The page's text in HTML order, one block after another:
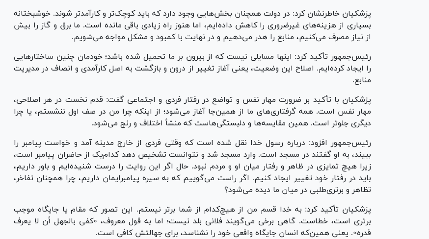
پزشکیان خاطرنشان کرد: در دولت همچنان بخش‌هایی وجود دارد که باید کوچک‌تر و کارآمدتر شوند. خوشبختانه
بسیاری از هزینه‌های غیرضروری را کاهش داده‌ایم، اما هنوز راه زیادی باقی مانده است. ما برق و گاز را بیش
از نیاز مصرف می‌کنیم، منابع را هدر می‌دهیم و در نهایت با کمبود و مشکل مواجه می‌شویم.
رئیس‌جمهور تأکید کرد: اینها مسایلی نیست که از بیرون بر ما تحمیل شده باشد؛ خودمان چنین ساختار‌هایی
را ایجاد کرده‌ایم. اصلاح این وضعیت، یعنی آغاز تغییر از درون و بازگشت به اصل کارآمدی و انصاف در مدیریت
منابع.
پزشکیان با تأکید بر ضرورت مهار نفس و تواضع در رفتار فردی و اجتماعی گفت: قدم نخست در هر اصلاحی،
مهار نفس است. همه گرفتاری‌های ما از همین‌جا آغاز می‌شود؛ از اینکه چرا من در صف اول ننشستم، یا چرا
دیگری جلوتر است. همین مقایسه‌ها و دلبستگی‌هاست که منشأ اختلاف و رنج می‌شود.
رئیس‌جمهور افزود: درباره رسول خدا نقل شده است که وقتی فردی از خارج مدینه آمد و خواست پیامبر را
ببیند، به او گفتند در مسجد است. وارد مسجد شد و نتوانست تشخیص دهد کدام‌یک از حاضران پیامبر است،
زیرا هیچ تمایزی در ظاهر و رفتار میان او و مردم نبود. حال اگر این روایت را درست شنیده‌ایم و باور داریم،
باید در رفتار خود تغییر ایجاد کنیم. اگر راست می‌گوییم که به سیره پیامبر‌ایمان داریم، چرا همچنان تفاخر،
تظاهر و برتری‌طلبی در میان ما دیده می‌شود؟
پزشکیان تأکید کرد: به خدا قسم من از هیچ‌کدام از شما برتر نیستم. این تصور که مقام یا جایگاه موجب
برتری است، خطاست. گاهی برخی می‌گویند فلانی بلد نیست؛ اما به قول معروف، «کفی بالجهل أن لا یعرف
قدره». یعنی همین‌که انسان جایگاه واقعی خود را نشناسد، برای جهالتش کافی است.